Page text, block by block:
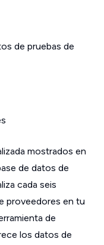
de pruebas de
mostrados en
de datos de
cada seis
proveedores en tu
de
los datos de